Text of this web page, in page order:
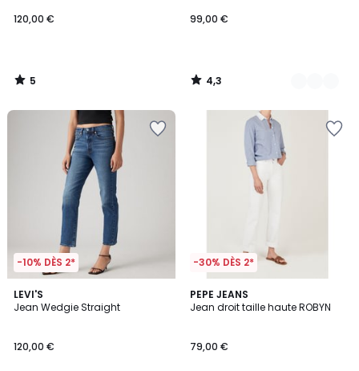
120,00 €
5
/
99,00 €
4,3
/
-10% DÈS 2*
LEVI'S
Jean Wedgie Straight
120,00 €
4,7
/ 5
-30% DÈS 2*
PEPE JEANS
Jean droit taille haute ROBYN
79,00 €
3
/